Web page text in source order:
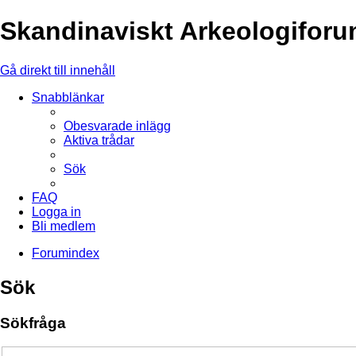
Skandinaviskt
Gå direkt till innehåll
Snabblänkar
Obesvarade inlägg
Aktiva trådar
Sök
FAQ
Logga in
Bli medlem
Forumindex
Sök
Sökfråga